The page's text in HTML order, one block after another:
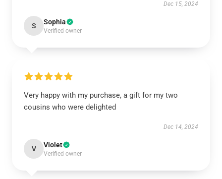
Dec 15, 2024
S Sophia
Verified owner
Very happy with my purchase, a gift for my two
cousins who were delighted
Dec 14, 2024
V Violet
Verified owner